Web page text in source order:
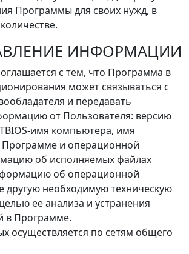
Программы для своих нужд, в
ИНФОРМАЦИИ
с тем, что Программа в
может связываться с
и передавать
от Пользователя: версию
имя компьютера, имя
Программе и операционной
об исполняемых файлах
об операционной
другую необходимую техническую
ее анализа и устранения
в Программе.
осуществляется по сетям общего